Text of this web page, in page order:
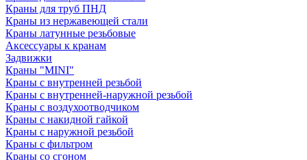
Краны для труб ПНД
Краны из нержавеющей стали
Краны латунные резьбовые
Аксессуары к кранам
Задвижки
Краны "MINI"
Краны с внутренней резьбой
Краны с внутренней-наружной резьбой
Краны с воздухоотводчиком
Краны с накидной гайкой
Краны с наружной резьбой
Краны с фильтром
Краны со сгоном